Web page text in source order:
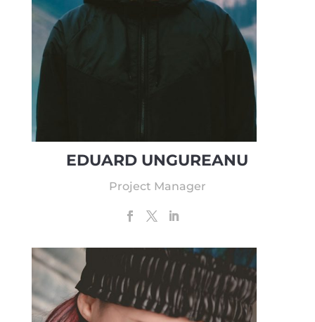
EDUARD UNGUREANU
Project Manager